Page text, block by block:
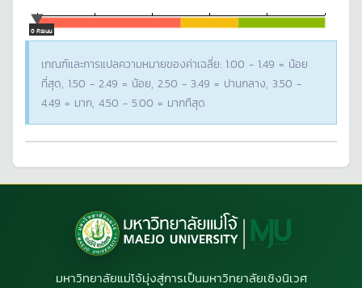
0 คะแนน
เกณฑ์และการแปลความหมายของค่าเฉลี่ย: 1.00 - 1.49 = น้อย
ที่สุด, 1.50 - 2.49 = น้อย, 2.50 - 3.49 = ปานกลาง, 3.50 -
4.49 = มาก, 4.50 - 5.00 = มากทีสุด
มหาวิทยาลัยแม่โจ้มุ่งสู่การเป็นมหาวิทยาลัยเชิงนิเวศ